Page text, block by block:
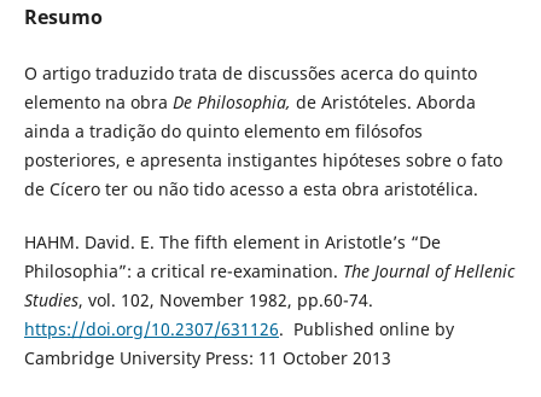
Resumo
O artigo traduzido trata de discussões acerca do quinto
elemento na obra De Philosophia, de Aristóteles. Aborda
ainda a tradição do quinto elemento em filósofos
posteriores, e apresenta instigantes hipóteses sobre o fato
de Cícero ter ou não tido acesso a esta obra aristotélica.
HAHM. David. E. The fifth element in Aristotle’s “De
Philosophia”: a critical re-examination. The Journal of Hellenic
Studies, vol. 102, November 1982, pp.60-74.
https://doi.org/10.2307/631126. Published online by
Cambridge University Press: 11 October 2013